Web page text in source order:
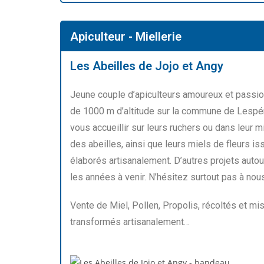
Apiculteur - Miellerie
Les Abeilles de Jojo et Angy
Jeune couple d’apiculteurs amoureux et
de 1000 m d’altitude sur la commune de
vous accueillir sur leurs ruchers ou dans leur
des abeilles, ainsi que leurs miels de fleurs
élaborés artisanalement. D’autres projets
les années à venir. N’hésitez surtout pas à
Vente de Miel, Pollen, Propolis, récoltés et
transformés artisanalement…